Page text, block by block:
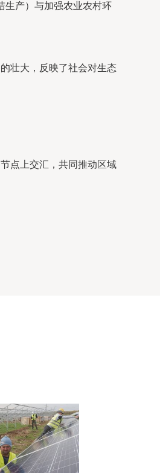
生产）与加强农业农村环
壮大，反映了社会对生态
点上交汇，共同推动区域